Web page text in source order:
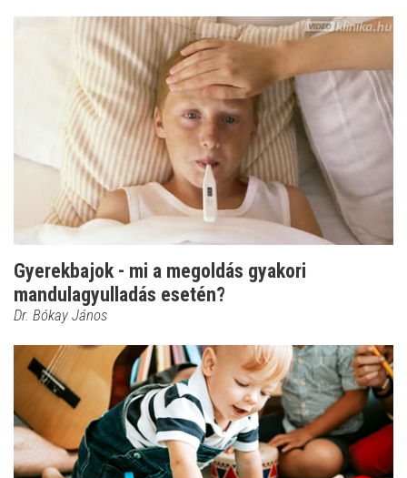
Gyerekbajok - mi a megoldás gyakori
mandulagyulladás esetén?
Dr. Bókay János